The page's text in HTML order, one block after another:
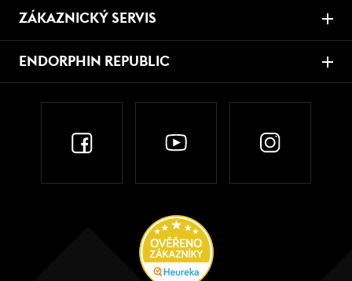
ZÁKAZNICKÝ SERVIS
ENDORPHIN REPUBLIC